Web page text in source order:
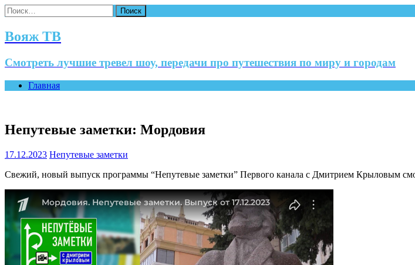
Найти:
Вояж ТВ
Смотреть лучшие тревел шоу, передачи про путешествия по миру и городам
Главная
Непутевые заметки: Мордовия
17.12.2023 Непутевые заметки
Свежий, новый выпуск программы “Непутевые заметки” Первого канала с Дмитрием Крыловым